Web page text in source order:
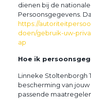
dienen bij de
Persoonsgegevens.
https://
doen/gebruik-uw-
ap
Hoe ik
Linneke Stoltenborgh
bescherming van
passende